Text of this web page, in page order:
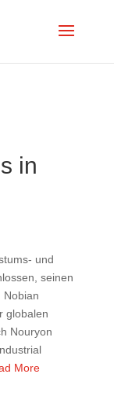
in
und
seinen
Nobian
globalen
Nouryon
More